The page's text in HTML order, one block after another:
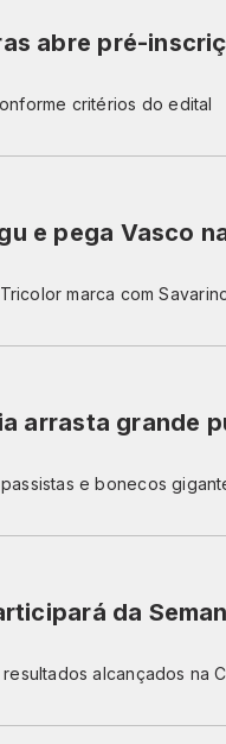
abre pré-
critérios do edital
e pega Vasco
marca com
arrasta grande
e bonecos
da
alcançados na